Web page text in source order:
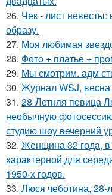
26. Чек - лист невесты:
образу.
27. Моя любимая
28. Фото + платье +
29. Мы смотрим. адм
30. Журнал WSJ, весна
31. 28-Летняя певица
необычную
студию шоу вечерний
32. Женщина 32 года, в
характерной для
1950-х годов.
33. Люся чеботина, 28-